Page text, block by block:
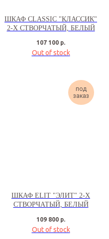
ШКАФ CLASSIC "КЛАССИК"
2-Х СТВОРЧАТЫЙ, БЕЛЫЙ
107 100 р.
Out of stock
под
заказ
ШКАФ ELIT "ЭЛИТ" 2-Х
СТВОРЧАТЫЙ, БЕЛЫЙ
109 800 р.
Out of stock